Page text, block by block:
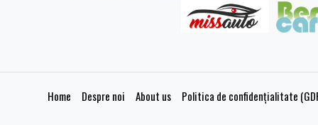
Home Despre noi About us Politica de confidențialitate